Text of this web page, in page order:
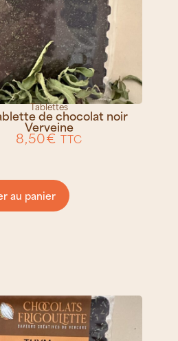
Tablettes
de chocolat noir
Verveine
8,50€ TTC
au panier